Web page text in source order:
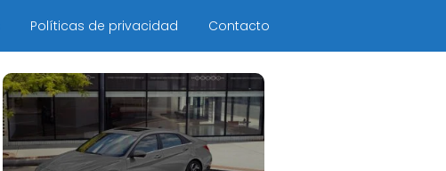
Políticas de privacidad Contacto